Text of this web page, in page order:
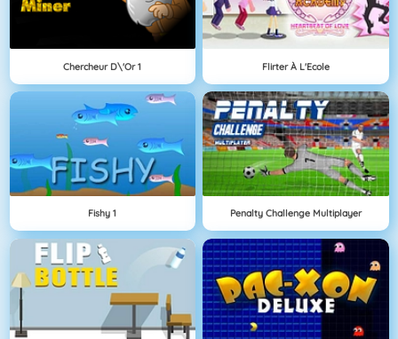
Chercheur D\'Or 1 Flirter À L'Ecole
Fishy 1 Penalty Challenge Multiplayer